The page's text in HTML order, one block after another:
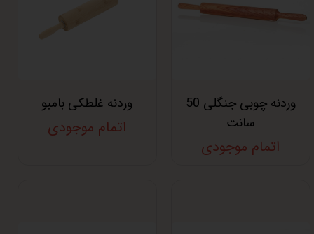
وردنه چوبی جنگلی 50
سانت
اتمام موجودی
وردنه غلطکی بامبو
اتمام موجودی